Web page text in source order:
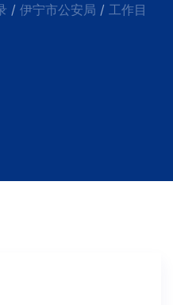
/ 伊宁市公安局 / 工作目